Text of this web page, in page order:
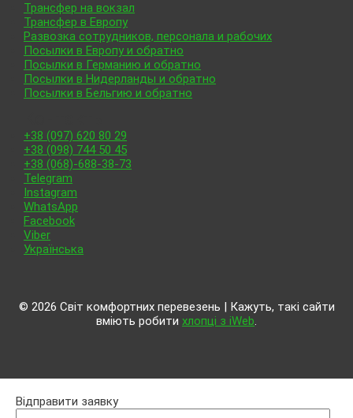
Трансфер на вокзал
Трансфер в Европу
Развозка сотрудников, персонала и рабочих
Посылки в Европу и обратно
Посылки в Германию и обратно
Посылки в Нидерланды и обратно
Посылки в Бельгию и обратно
+38 (097) 620 80 29
+38 (098) 744 50 45
+38 (068)-688-38-73
Telegram
Instagram
WhatsApp
Facebook
Viber
Українська
© 2026 Світ комфортних перевезень | Кажуть, такі сайти
вміють робити хлопці з iWeb.
Відправити заявку